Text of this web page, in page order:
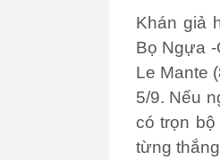
Khán giả
Bọ Ngựa
Le Mante
5/9. Nếu
có trọn bộ
từng